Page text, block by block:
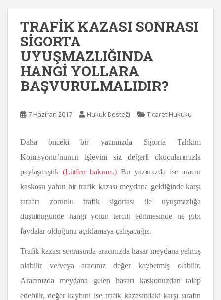
TRAFİK KAZASI SONRASI
SİGORTA
UYUŞMAZLIĞINDA
HANGİ YOLLARA
BAŞVURULMALIDIR?
7 Haziran 2017 Hukuk Desteği Ticaret Hukuku
Daha önceki bir yazımızda Sigorta Tahkim
Komisyonu’nunun işlevini siz değerli okucularımızla
paylaşmıştık (Lütfen bakınız.) Bu yazımızda ise aracın
kaskosu yahut bir trafik kazası meydana geldiğinde karşı
tarafın zorunlu trafik sigortası ile uyuşmazlığa
düşüldüğünde hangi yolun tercih edilmesinde ne gibi
faydalar olduğunu açıklamaya çalışacağız.
Trafik kazası sonrasında aracınızda hasar meydana gelmiş
olabilir ve/veya aracınız değer kaybetmiş olabilir.
Aracınızda meydana gelen hasarı kaskonuzdan talep
edebilir, değer kaybını ise trafik kazasındaki karşı tarafın